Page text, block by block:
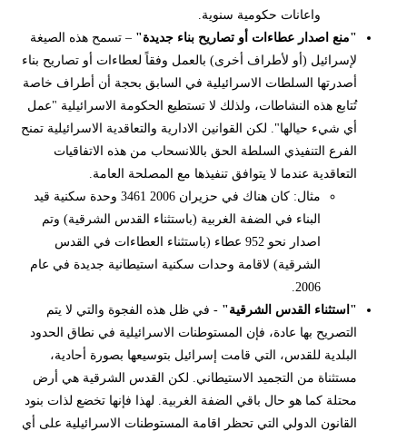
واعانات حكومية سنوية.
"منع اصدار عطاءات أو تصاريح بناء جديدة" – تسمح هذه الصيغة
لإسرائيل (أو لأطراف أخرى) بالعمل وفقاً لعطاءات أو تصاريح بناء
أصدرتها السلطات الاسرائيلية في السابق بحجة أن أطراف خاصة
تُتابع هذه النشاطات، ولذلك لا تستطيع الحكومة الاسرائيلية "عمل
أي شيء حيالها". لكن القوانين الادارية والتعاقدية الاسرائيلية تمنح
الفرع التنفيذي السلطة الحق باللانسحاب من هذه الاتفاقيات
التعاقدية عندما لا يتوافق تنفيذها مع المصلحة العامة.
مثال: كان هناك في حزيران 2006 3461 وحدة سكنية قيد
البناء في الضفة الغربية (باستثناء القدس الشرقية) وتم
اصدار نحو 952 عطاء (باستثناء العطاءات في القدس
الشرقية) لاقامة وحدات سكنية استيطانية جديدة في عام
2006.
"استثناء القدس الشرقية" - في ظل هذه الفجوة والتي لا يتم
التصريح بها عادة، فإن المستوطنات الاسرائيلية في نطاق الحدود
البلدية للقدس، التي قامت إسرائيل بتوسيعها بصورة أحادية،
مستثناة من التجميد الاستيطاني. لكن القدس الشرقية هي أرض
محتلة كما هو حال باقي الضفة الغربية. لهذا فإنها تخضع لذات بنود
القانون الدولي التي تحظر اقامة المستوطنات الاسرائيلية على أي